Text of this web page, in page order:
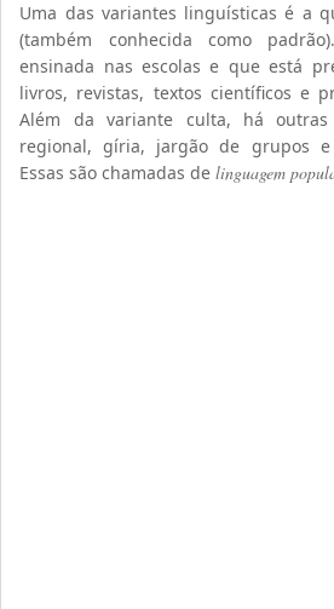
Uma das variantes linguísticas é a
(também conhecida como
ensinada nas escolas e que está
livros, revistas, textos científicos e
Além da variante culta, há
regional, gíria, jargão de grupos
Essas são chamadas delinguagem